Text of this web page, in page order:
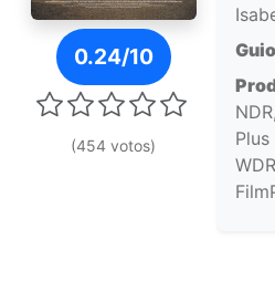
Póster de Das Wetter in
0.24/10
(454 votos)